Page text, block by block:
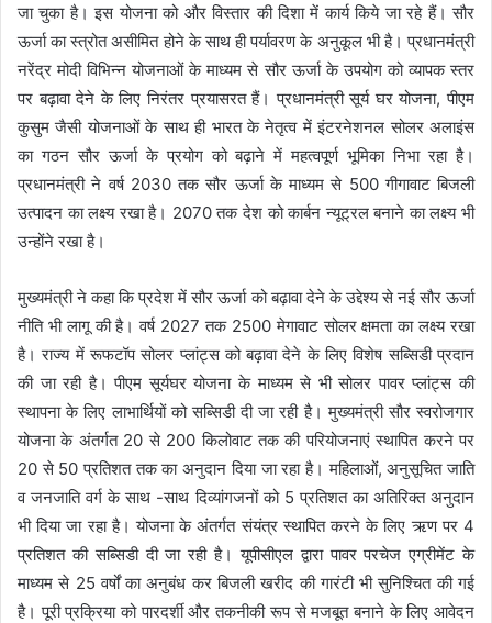
जा चुका है। इस योजना को और विस्तार की दिशा में कार्य किये जा रहे हैं। सौर
ऊर्जा का स्त्रोत असीमित होने के साथ ही पर्यावरण के अनुकूल भी है। प्रधानमंत्री
नरेंद्र मोदी विभिन्न योजनाओं के माध्यम से सौर ऊर्जा के उपयोग को व्यापक स्तर
पर बढ़ावा देने के लिए निरंतर प्रयासरत हैं। प्रधानमंत्री सूर्य घर योजना, पीएम
कुसुम जैसी योजनाओं के साथ ही भारत के नेतृत्व में इंटरनेशनल सोलर अलाइंस
का गठन सौर ऊर्जा के प्रयोग को बढ़ाने में महत्वपूर्ण भूमिका निभा रहा है।
प्रधानमंत्री ने वर्ष 2030 तक सौर ऊर्जा के माध्यम से 500 गीगावाट बिजली
उत्पादन का लक्ष्य रखा है। 2070 तक देश को कार्बन न्यूट्रल बनाने का लक्ष्य भी
उन्होंने रखा है।
मुख्यमंत्री ने कहा कि प्रदेश में सौर ऊर्जा को बढ़ावा देने के उद्देश्य से नई सौर ऊर्जा
नीति भी लागू की है। वर्ष 2027 तक 2500 मेगावाट सोलर क्षमता का लक्ष्य रखा
है। राज्य में रूफटॉप सोलर प्लांट्स को बढ़ावा देने के लिए विशेष सब्सिडी प्रदान
की जा रही है। पीएम सूर्यघर योजना के माध्यम से भी सोलर पावर प्लांट्स की
स्थापना के लिए लाभार्थियों को सब्सिडी दी जा रही है। मुख्यमंत्री सौर स्वरोजगार
योजना के अंतर्गत 20 से 200 किलोवाट तक की परियोजनाएं स्थापित करने पर
20 से 50 प्रतिशत तक का अनुदान दिया जा रहा है। महिलाओं, अनुसूचित जाति
व जनजाति वर्ग के साथ -साथ दिव्यांगजनों को 5 प्रतिशत का अतिरिक्त अनुदान
भी दिया जा रहा है। योजना के अंतर्गत संयंत्र स्थापित करने के लिए ऋण पर 4
प्रतिशत की सब्सिडी दी जा रही है। यूपीसीएल द्वारा पावर परचेज एग्रीमेंट के
माध्यम से 25 वर्षों का अनुबंध कर बिजली खरीद की गारंटी भी सुनिश्चित की गई
है। पूरी प्रक्रिया को पारदर्शी और तकनीकी रूप से मजबूत बनाने के लिए आवेदन